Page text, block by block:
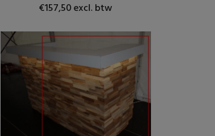
€157,50 excl. btw